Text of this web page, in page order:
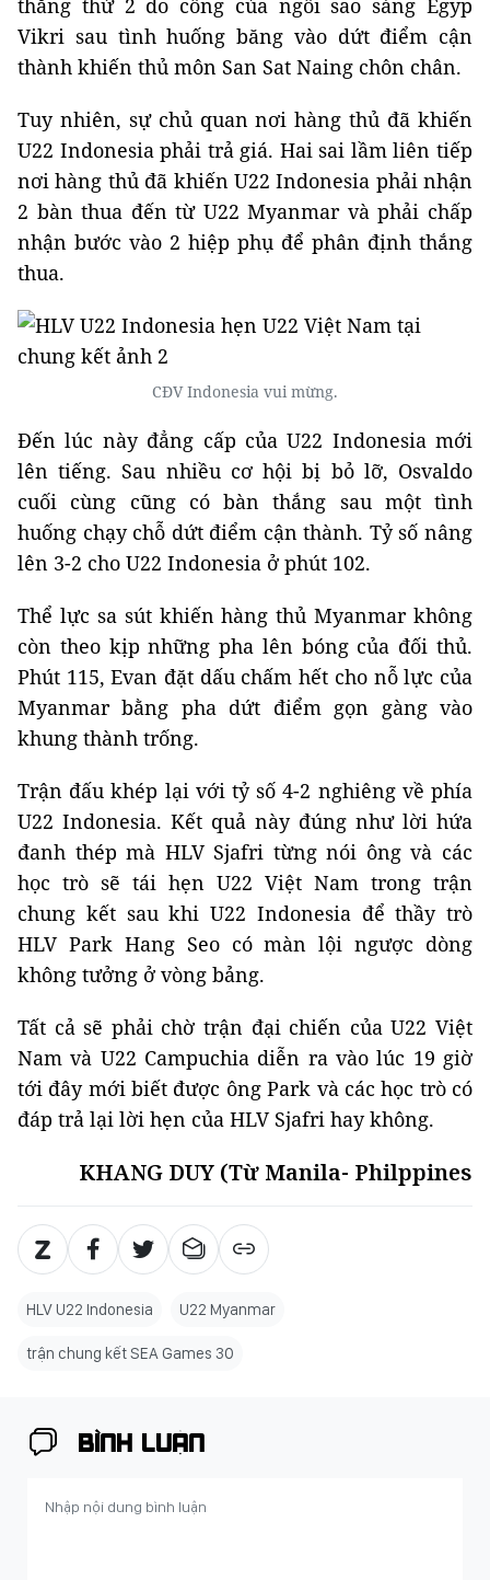
thắng thứ 2 do công của ngôi sao sáng Egyp
Vikri sau tình huống băng vào dứt điểm cận
thành khiến thủ môn San Sat Naing chôn chân.
Tuy nhiên, sự chủ quan nơi hàng thủ đã khiến
U22 Indonesia phải trả giá. Hai sai lầm liên tiếp
nơi hàng thủ đã khiến U22 Indonesia phải nhận
2 bàn thua đến từ U22 Myanmar và phải chấp
nhận bước vào 2 hiệp phụ để phân định thắng
thua.
CĐV Indonesia vui mừng.
Đến lúc này đẳng cấp của U22 Indonesia mới
lên tiếng. Sau nhiều cơ hội bị bỏ lỡ, Osvaldo
cuối cùng cũng có bàn thắng sau một tình
huống chạy chỗ dứt điểm cận thành. Tỷ số nâng
lên 3-2 cho U22 Indonesia ở phút 102.
Thể lực sa sút khiến hàng thủ Myanmar không
còn theo kịp những pha lên bóng của đối thủ.
Phút 115, Evan đặt dấu chấm hết cho nỗ lực của
Myanmar bằng pha dứt điểm gọn gàng vào
khung thành trống.
Trận đấu khép lại với tỷ số 4-2 nghiêng về phía
U22 Indonesia. Kết quả này đúng như lời hứa
đanh thép mà HLV Sjafri từng nói ông và các
học trò sẽ tái hẹn U22 Việt Nam trong trận
chung kết sau khi U22 Indonesia để thầy trò
HLV Park Hang Seo có màn lội ngược dòng
không tưởng ở vòng bảng.
Tất cả sẽ phải chờ trận đại chiến của U22 Việt
Nam và U22 Campuchia diễn ra vào lúc 19 giờ
tới đây mới biết được ông Park và các học trò có
đáp trả lại lời hẹn của HLV Sjafri hay không.
KHANG DUY (Từ Manila- Philppines
HLV U22 Indonesia U22 Myanmar
trận chung kết SEA Games 30
BÌNH LUẬN